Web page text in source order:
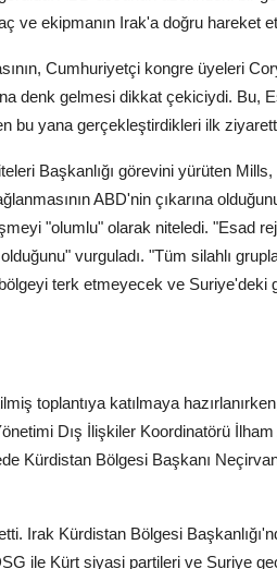
ve ekipmanın Irak'a doğru hareket
Cumhuriyetçi kongre üyeleri
denk gelmesi dikkat çekiciydi. Bu,
bu yana gerçekleştirdikleri ilk
Başkanlığı görevini yürüten Mills,
ABD'nin çıkarına
"olumlu" olarak niteledi. "Esad
vurguladı. "Tüm silahlı
terk etmeyecek ve Suriye'deki
toplantıya katılmaya
Dış İlişkiler Koordinatörü
Kürdistan Bölgesi Başkanı
Irak Kürdistan Bölgesi
ile Kürt siyasi partileri ve Suriye